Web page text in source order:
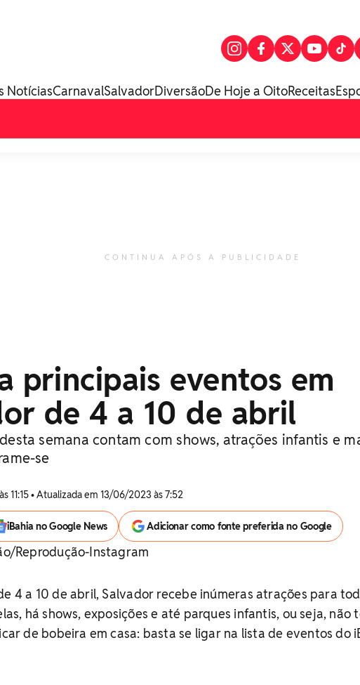
NotíciasCarnavalSalvadorDiversãoDe Hoje a OitoReceitas
CONTINUA APÓS A PUBLICIDADE
principais eventos em
de 4 a 10 de abril
semana contam com shows, atrações infantis e
se
11:15 • Atualizada em 13/06/2023 às 7:52
iBahia no Google News Adicionar como fonte preferida no Google
Reprodução-Instagram
4 a 10 de abril, Salvador recebe inúmeras atrações para
há shows, exposições e até parques infantis, ou seja, não
de bobeira em casa: basta se ligar na lista de eventos do